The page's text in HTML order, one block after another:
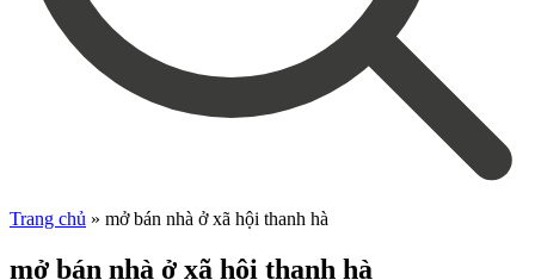
Trang chủ » mở bán nhà ở xã hội thanh hà
mở bán nhà ở xã hội thanh hà